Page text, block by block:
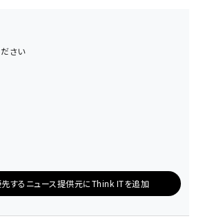
さい
するニュース提供元にThink ITを追加